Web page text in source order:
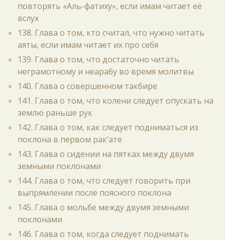
повторять «Аль-фатиху», если имам читает её
вслух
138. Глава о том, кто считал, что нужно читать
аяты, если имам читает их про себя
139. Глава о том, что достаточно читать
неграмотному и неарабу во время молитвы
140. Глава о совершенном такбире
141. Глава о том, что колени следует опускать на
землю раньше рук
142. Глава о том, как следует подниматься из
поклона в первом рак‘ате
143. Глава о сидении на пятках между двумя
земными поклонами
144. Глава о том, что следует говорить при
выпрямлении после поясного поклона
145. Глава о мольбе между двумя земными
поклонами
146. Глава о том, когда следует поднимать